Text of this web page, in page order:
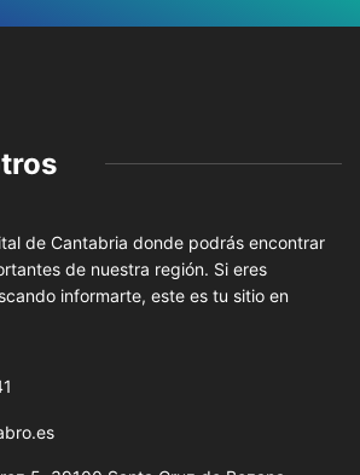
de Cantabria donde podrás encontrar
de nuestra región. Si eres
informarte, este es tu sitio en